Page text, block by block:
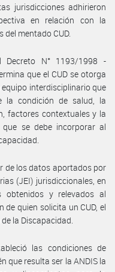
jurisdicciones adhirieron
en relación con la
mentado CUD.
N° 1193/1998 -
que el CUD se otorga
interdisciplinario que
la condición de salud, la
factores contextuales y la
se debe incorporar al
de los datos aportados por
(JEI) jurisdiccionales, en
obtenidos y relevados al
quien solicita un CUD, el
la Discapacidad.
las condiciones de
que resulta ser la ANDIS la